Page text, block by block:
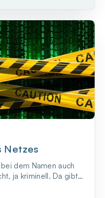
Netzes
dem Namen auch
ja kriminell. Da gibt